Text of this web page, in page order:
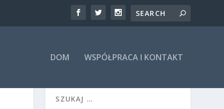
DOM WSPÓŁPRACA I KONTAKT